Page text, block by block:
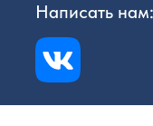
Написать нам: